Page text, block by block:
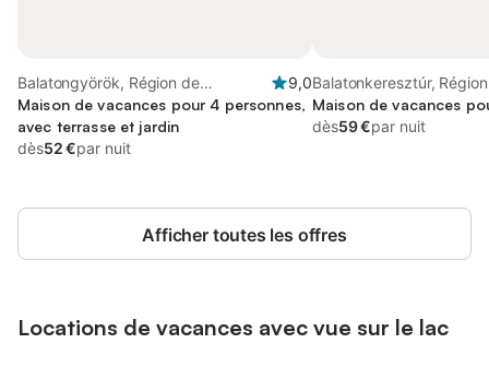
Balatongyörök, Région de
Keszthely
9,0
Maison de vacances pour 4 personnes,
avec terrasse et jardin
dès52 €par nuit
Balatonkeresztúr,
Maison de vacances
dès59 €par nuit
Afficher toutes les offres
Locations de vacances avec vue sur le lac